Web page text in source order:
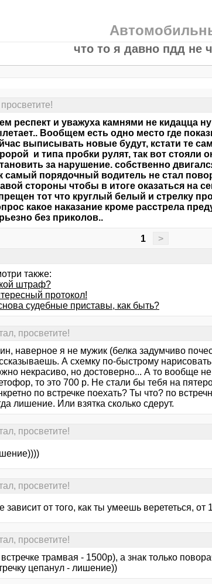
что то я давно пдд не
респект и уважуха камнями не кидацца
Вообщем есть одно место где
выписывать новые будут, кстати те
и типа пробки рулят, так вот стояли
за нарушение. собственно
самый порядочный водитель не стал
стороны чтобы в итоге оказаться на
тот что круглый белый и стрелку
какое наказание кроме расстрела
без приколов..
1 >
также:
штраф?
протокол!
судебные приставы, как быть?
просветите!
наверное я не мужик (белка задумчиво
А схемку по-быстрому
некрасиво, но достоверно... А то вообще
то это 700 р. Не стали бы тебя на
по встречке поехать? Ты что? по
лишение. Или взятка сколько сдерут.
просветите!
просветите!
зависит от того, как ты умеешь верететься,
просветите!
трамвая - 1500р), а знак только
цепанул - лишение))